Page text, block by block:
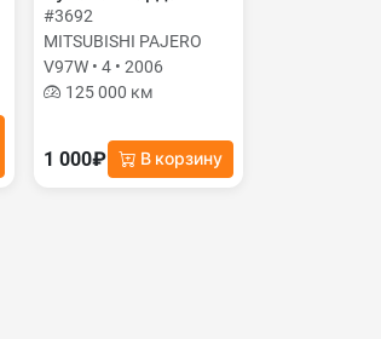
#3692
MITSUBISHI PAJERO
V97W • 4 • 2006
125 000 км
1 000₽ В корзину